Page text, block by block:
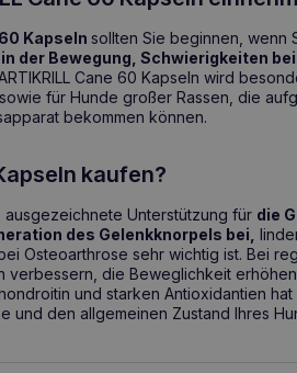
Kapseln sollten Sie beginnen, wenn
der Bewegung, Schwierigkeiten
Cane 60 Kapseln wird
für Hunde großer Rassen, die
bekommen können.
kaufen?
ausgezeichnete Unterstützung für die
des Gelenkknorpels bei,
Osteoarthrose sehr wichtig ist. Bei
verbessern, die Beweglichkeit
und starken Antioxidantien hat
und den allgemeinen Zustand Ihres